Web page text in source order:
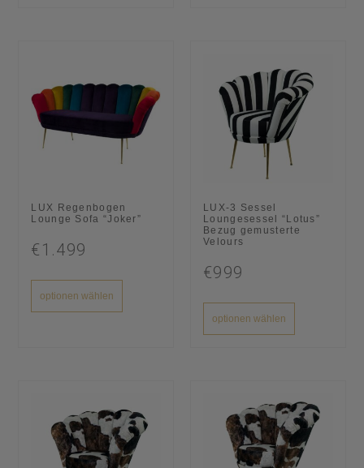
LUX Regenbogen
Lounge Sofa “Joker”
€1.499
optionen wählen
LUX-3 Sessel
Loungesessel “Lotus”
Bezug gemusterte
Velours
€999
optionen wählen